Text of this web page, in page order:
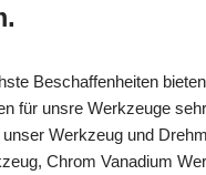
Beschaffenheiten
für unsre Werkzeuge
Werkzeug und
Chrom Vanadium